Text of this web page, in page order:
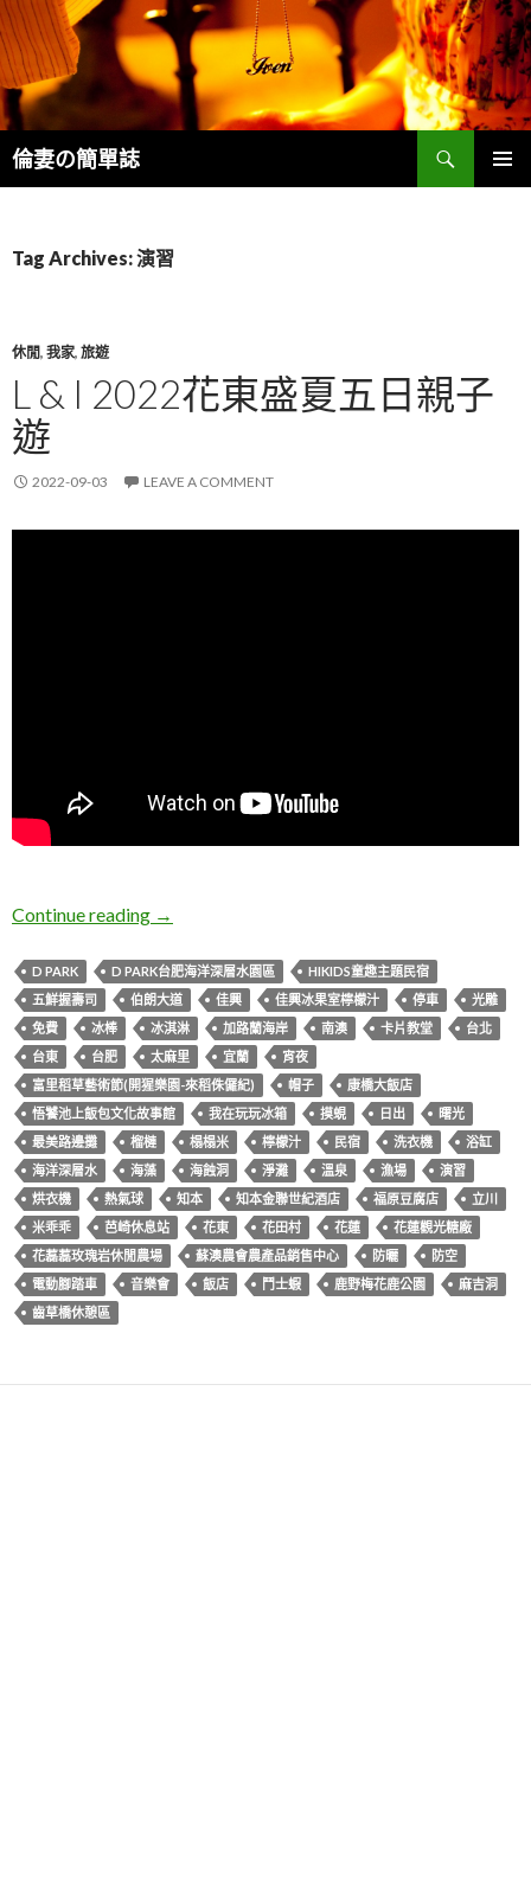
倫妻の簡單誌
Search
Tag Archives: 演習
休閒, 我家, 旅遊
L & I 2022花東盛夏五日親子
遊
2022-09-03 LEAVE A COMMENT
Continue reading L & I 2022花東盛夏五日親子遊
→
D PARK D PARK台肥海洋深層水園區
HIKIDS童趣主題民宿
五鮮握壽司
伯朗大道 佳興 佳興冰果室檸檬汁 停車
光雕
免費
冰棒 冰淇淋 加路蘭海岸 南澳 卡片教堂
台北
台東
台肥 太麻里 宜蘭
宵夜
富里稻草藝術節(開猩樂園-來稻侏儸紀)
帽子
康橋大飯店
悟饕池上飯包文化故事館
我在玩玩冰箱 摸蜆 日出
曙光
最美路邊攤
榴槤 榻榻米 檸檬汁 民宿 洗衣機
浴缸
海洋深層水
海藻 海蝕洞 淨灘 溫泉 漁場
演習
烘衣機
熱氣球 知本 知本金聯世紀酒店 福原豆腐店
立川
米乖乖
芭崎休息站 花東 花田村 花蓮
花蓮觀光糖廠
花藞藞玫瑰岩休閒農場
蘇澳農會農產品銷售中心 防曬
防空
電動腳踏車
音樂會 飯店 鬥士蝦 鹿野梅花鹿公園
麻吉洞
齒草橋休憩區